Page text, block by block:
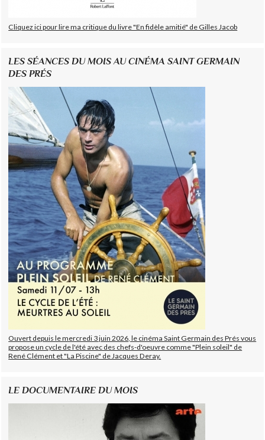
Cliquez ici pour lire ma critique du livre "En fidèle amitié" de Gilles Jacob
LES SÉANCES DU MOIS AU CINÉMA SAINT GERMAIN
DES PRÉS
Ouvert depuis le mercredi 3 juin 2026, le cinéma Saint Germain des Prés vous
propose un cycle de l'été avec des chefs-d'oeuvre comme "Plein soleil" de
René Clément et "La Piscine" de Jacques Deray.
LE DOCUMENTAIRE DU MOIS